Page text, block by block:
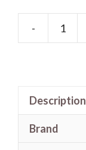
-
Description
Brand